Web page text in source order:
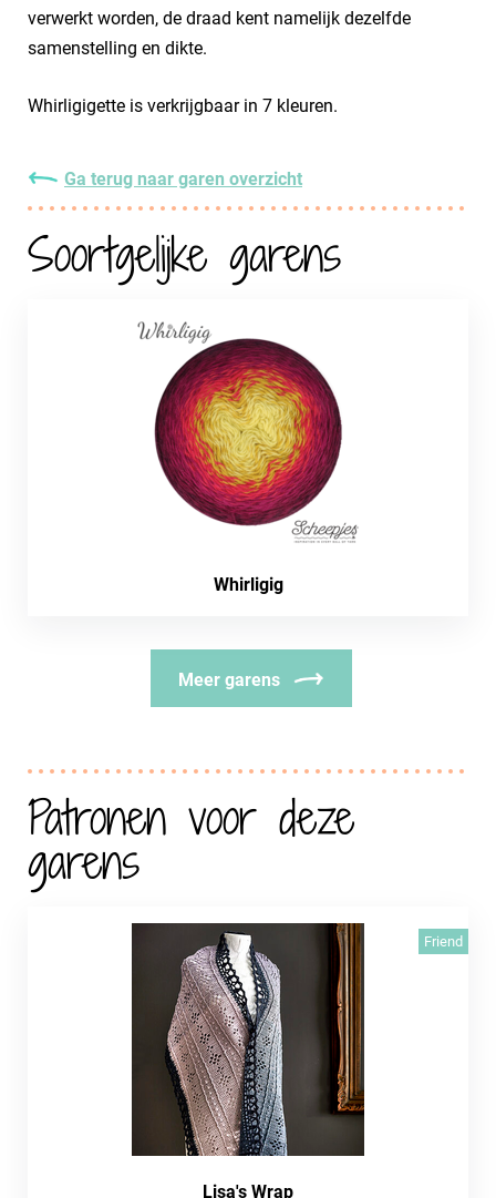
verwerkt worden, de draad kent namelijk dezelfde
samenstelling en dikte.
Whirligigette is verkrijgbaar in 7 kleuren.
Ga terug naar garen overzicht
Soortgelijke garens
Whirligig
Meer garens
Patronen voor deze
garens
Friend
Lisa's Wrap